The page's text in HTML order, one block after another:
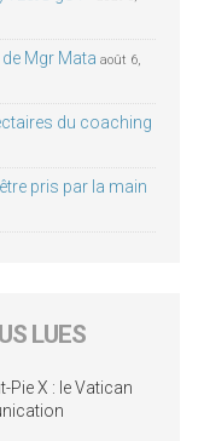
Mgr Mata août 6,
du coaching
pris par la main
LUES
Pie X : le Vatican